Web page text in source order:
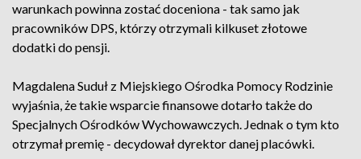
warunkach powinna zostać doceniona - tak samo jak
pracowników DPS, którzy otrzymali kilkuset złotowe
dodatki do pensji.
Magdalena Suduł z Miejskiego Ośrodka Pomocy Rodzinie
wyjaśnia, że takie wsparcie finansowe dotarło także do
Specjalnych Ośrodków Wychowawczych. Jednak o tym kto
otrzymał premię - decydował dyrektor danej placówki.